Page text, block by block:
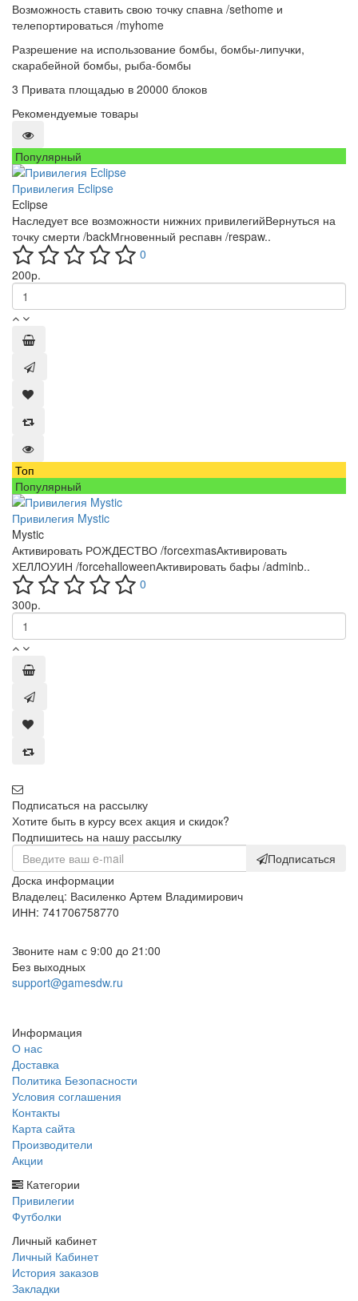
Возможность ставить свою точку спавна /sethome и
телепортироваться /myhome
Разрешение на использование бомбы, бомбы-липучки,
скарабейной бомбы, рыба-бомбы
3 Привата площадью в 20000 блоков
Рекомендуемые товары
Популярный
Привилегия Eclipse
Eclipse
Наследует все возможности нижних привилегийВернуться на
точку смерти /backМгновенный респавн /respaw..
0
200р.
Топ
Популярный
Привилегия Mystic
Mystic
Активировать РОЖДЕСТВО /forcexmasАктивировать
ХЕЛЛОУИН /forcehalloweenАктивировать бафы /adminb..
0
300р.
Подписаться на рассылку
Хотите быть в курсу всех акция и скидок?
Подпишитесь на нашу рассылку
Подписаться
Доска информации
Владелец: Василенко Артем Владимирович
ИНН: 741706758770
Звоните нам с 9:00 до 21:00
Без выходных
support@gamesdw.ru
Информация
О нас
Доставка
Политика Безопасности
Условия соглашения
Контакты
Карта сайта
Производители
Акции
Категории
Привилегии
Футболки
Личный кабинет
Личный Кабинет
История заказов
Закладки